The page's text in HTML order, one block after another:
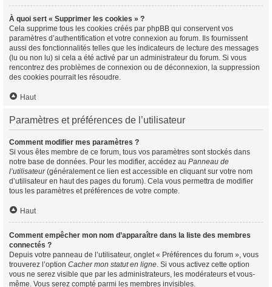
À quoi sert « Supprimer les cookies » ?
Cela supprime tous les cookies créés par phpBB qui conservent vos
paramètres d’authentification et votre connexion au forum. Ils fournissent
aussi des fonctionnalités telles que les indicateurs de lecture des messages
(lu ou non lu) si cela a été activé par un administrateur du forum. Si vous
rencontrez des problèmes de connexion ou de déconnexion, la suppression
des cookies pourrait les résoudre.
Haut
Paramètres et préférences de l’utilisateur
Comment modifier mes paramètres ?
Si vous êtes membre de ce forum, tous vos paramètres sont stockés dans
notre base de données. Pour les modifier, accédez au Panneau de
l’utilisateur(généralement ce lien est accessible en cliquant sur votre nom
d’utilisateur en haut des pages du forum). Cela vous permettra de modifier
tous les paramètres et préférences de votre compte.
Haut
Comment empêcher mon nom d’apparaître dans la liste des membres
connectés ?
Depuis votre panneau de l’utilisateur, onglet « Préférences du forum », vous
trouverez l’option Cacher mon statut en ligne. Si vous activez cette option
vous ne serez visible que par les administrateurs, les modérateurs et vous-
même. Vous serez compté parmi les membres invisibles.